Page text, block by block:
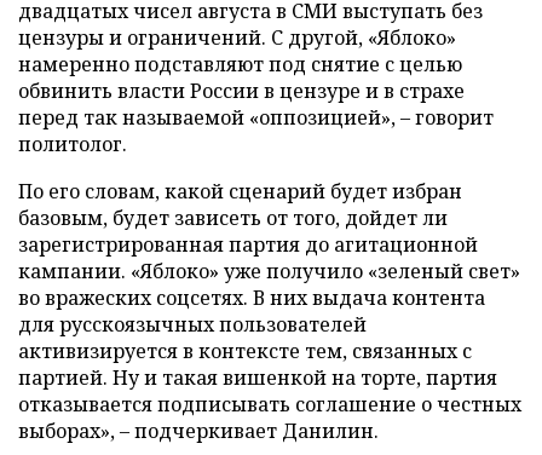
двадцатых чисел августа в СМИ выступать без
цензуры и ограничений. С другой, «Яблоко»
намеренно подставляют под снятие с целью
обвинить власти России в цензуре и в страхе
перед так называемой «оппозицией», – говорит
политолог.
По его словам, какой сценарий будет избран
базовым, будет зависеть от того, дойдет ли
зарегистрированная партия до агитационной
кампании. «Яблоко» уже получило «зеленый свет»
во вражеских соцсетях. В них выдача контента
для русскоязычных пользователей
активизируется в контексте тем, связанных с
партией. Ну и такая вишенкой на торте, партия
отказывается подписывать соглашение о честных
выборах», – подчеркивает Данилин.